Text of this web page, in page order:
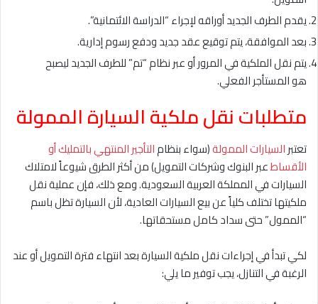
يقدم الطرف الجديد أوراقه لإجراء “الدراسة الائتمانية”.
بعد الموافقة، يتم توقيع عقد جديد ودفع رسوم إدارية.
يتم نقل الملكية في المرور أو عبر نظام “تم” للطرف الجديد ليصبح
هو المستأجر الفعلي.
متطلبات نقل ملكية السيارة الممولة
تعتبرالسيارات الممولة(سواء بنظامالتأجير المنتهي بالتمليك أو
الأقساطعبر البنوك وشركات التمويل) من أكثر الطرق شيوعاً لامتلاك
السيارات في المملكة العربية السعودية. ومع ذلك، فإن عملية نقل
ملكيتها تختلف كلياً عن بيع السيارات العادية، لأن السيارة تظل باسم
“الممول” حتى سداد كامل مستحقاتها.
لكي تبدأ في إجراءات نقل ملكية السيارة بعد انتهاء فترة التمويل أو عند
الرغبة في التنازل، يجب توفير ما يلي: